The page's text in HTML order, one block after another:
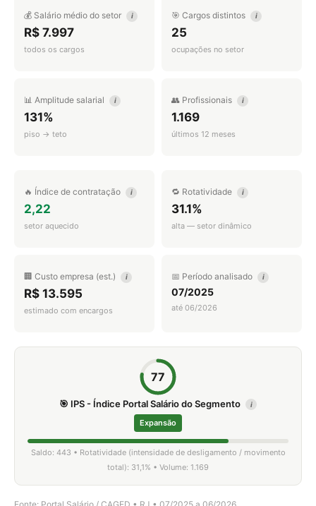
💰 Salário médio do setor i
R$ 7.997
todos os cargos
🎯 Cargos distintos i
25
ocupações no setor
📊 Amplitude salarial i
131%
piso → teto
👥 Profissionais i
1.169
últimos 12 meses
🔥 Índice de contratação i
2,22
setor aquecido
🔁 Rotatividade i
31.1%
alta — setor dinâmico
🏢 Custo empresa (est.) i
R$ 13.595
estimado com encargos
📅 Período analisado i
07/2025
até 06/2026
77
🎯 IPS - Índice Portal Salário do Segmento i
Expansão
Saldo: 443 • Rotatividade (intensidade de desligamento / movimento
total): 31,1% • Volume: 1.169